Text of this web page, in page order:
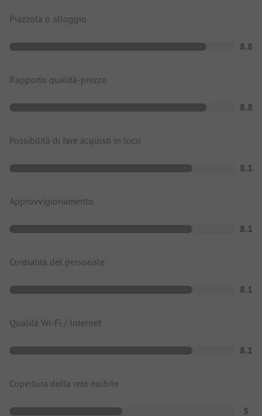
Piazzola o alloggio
8.8
Rapporto qualità-prezzo
8.8
Possibilità di fare acquisti in loco
8.1
Approvvigionamento
8.1
Cordialità del personale
8.1
Qualità Wi-Fi / Internet
8.1
Copertura della rete mobile
5